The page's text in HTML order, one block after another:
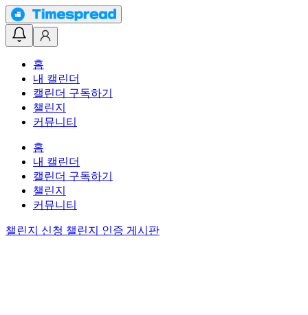
홈
내 캘린더
캘린더 구독하기
챌린지
커뮤니티
홈
내 캘린더
캘린더 구독하기
챌린지
커뮤니티
챌린지 신청 챌린지 인증 게시판